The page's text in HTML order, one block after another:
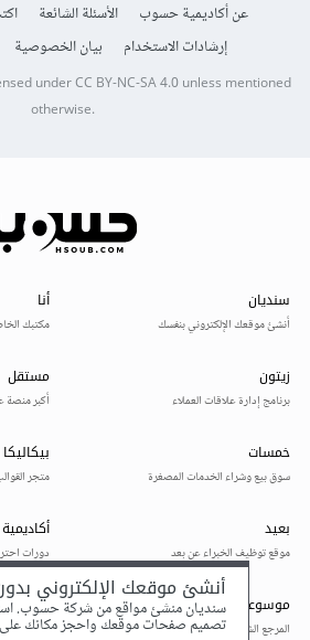
عن أكاديمية حسوب الأسئلة الشائعة
إرشادات الاستخدام
بيان الخصوصية
underCC BY-NC-SA 4.0unless mentioned
otherwise.